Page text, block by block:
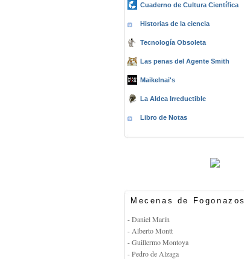
Cuaderno de Cultura Científica
Historias de la ciencia
Tecnología Obsoleta
Las penas del Agente Smith
Maikelnai's
La Aldea Irreductible
Libro de Notas
Mecenas de Fogonazos
- Daniel Marín
- Alberto Montt
- Guillermo Montoya
- Pedro de Alzaga